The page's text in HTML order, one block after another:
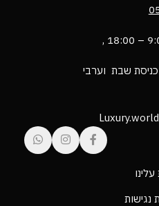
שעה לפני כניסת שבת וערבי
נגישות